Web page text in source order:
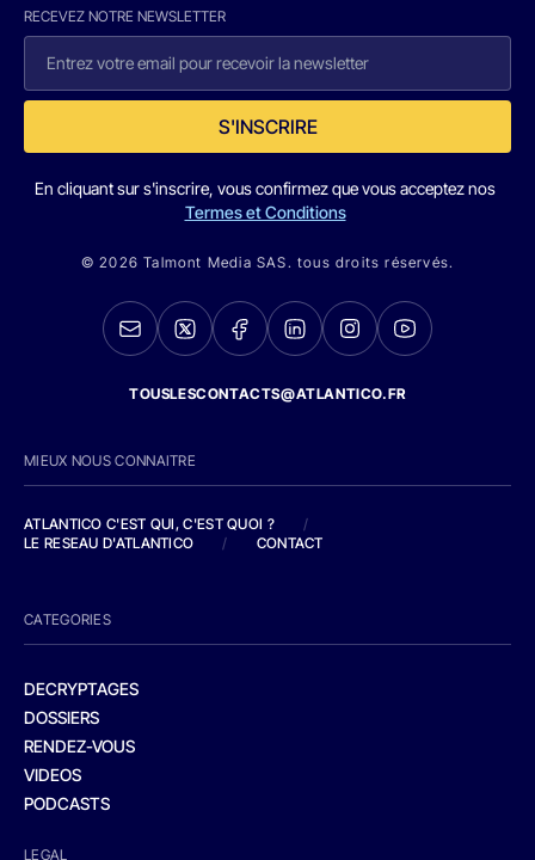
RECEVEZ NOTRE NEWSLETTER
S'INSCRIRE
En cliquant sur s'inscrire, vous confirmez que vous acceptez nos
Termes et Conditions
© 2026 Talmont Media SAS. tous droits réservés.
TOUSLESCONTACTS@ATLANTICO.FR
MIEUX NOUS CONNAITRE
ATLANTICO C'EST QUI, C'EST QUOI ?
/
LE RESEAU D'ATLANTICO
/ CONTACT
CATEGORIES
DECRYPTAGES
DOSSIERS
RENDEZ-VOUS
VIDEOS
PODCASTS
LEGAL